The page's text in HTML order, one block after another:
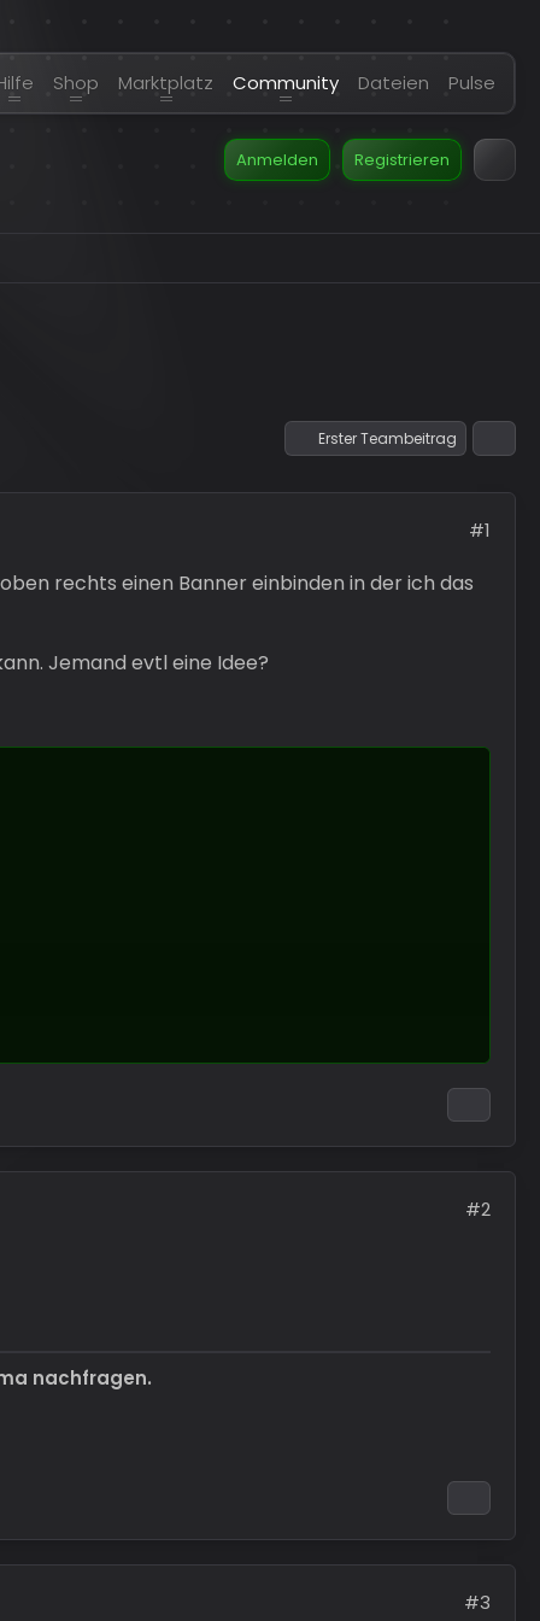
Shop Marktplatz Community Dateien Pulse
Anmelden Registrieren
Erster Teambeitrag
#1
rechts einen Banner einbinden in der ich das
Jemand evtl eine Idee?
#2
nachfragen.
#3